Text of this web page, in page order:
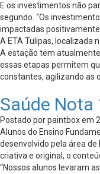
E os investimentos não
segundo. “Os
impactadas
A ETA Tulipas, localizada
A estação tem
essas etapas permitem
constantes, agilizando as
Saúde Nota
Postado por paintbox em
Alunos do Ensino
desenvolvido pela área
criativa e original, o
“Nossos alunos levaram